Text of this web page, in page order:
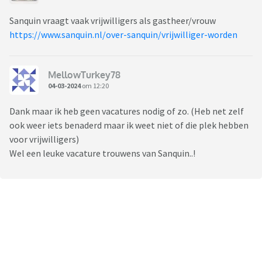
Sanquin vraagt vaak vrijwilligers als gastheer/vrouw
https://www.sanquin.nl/over-sanquin/vrijwilliger-worden
MellowTurkey78
04-03-2024om 12:20
Dank maar ik heb geen vacatures nodig of zo. (Heb net zelf
ook weer iets benaderd maar ik weet niet of die plek hebben
voor vrijwilligers)
Wel een leuke vacature trouwens van Sanquin..!